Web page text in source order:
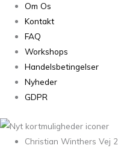
Om Os
Kontakt
FAQ
Workshops
Handelsbetingelser
Nyheder
GDPR
Christian Winthers Vej 2